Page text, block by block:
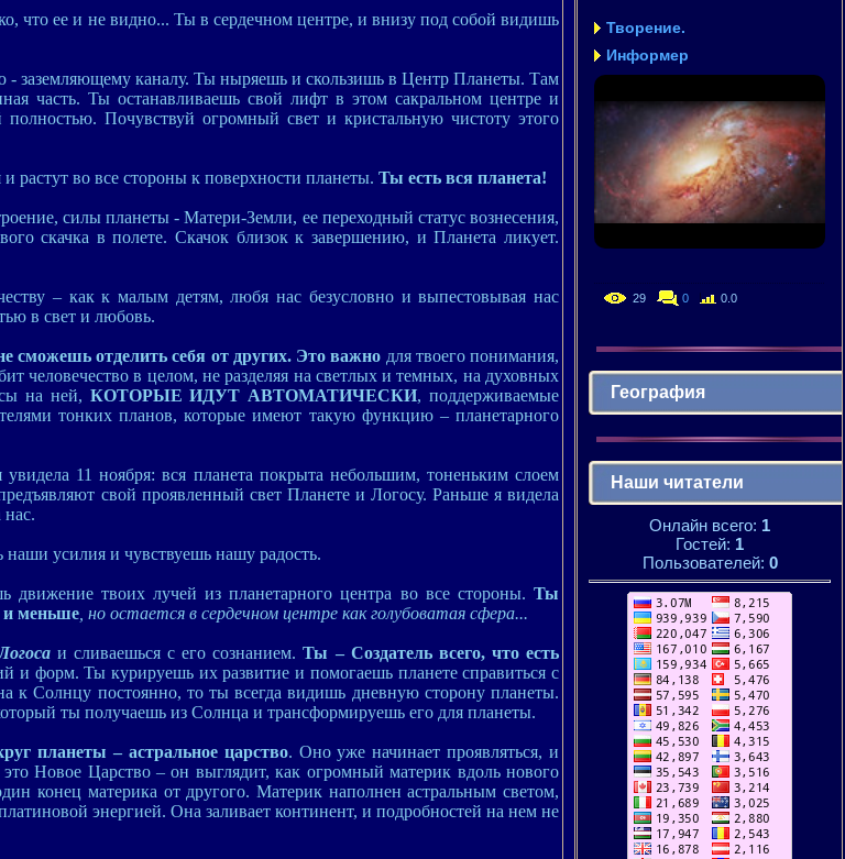
что ее и не видно... Ты в сердечном центре, и внизу под собой видишь
заземляющему каналу. Ты ныряешь и скользишь в Центр Планеты. Там
часть. Ты останавливаешь свой лифт в этом сакральном центре и
полностью. Почувствуй огромный свет и кристальную чистоту этого
растут во все стороны к поверхности планеты. Ты есть вся планета!
силы планеты - Матери-Земли, ее переходный статус вознесения,
скачка в полете. Скачок близок к завершению, и Планета ликует.
– как к малым детям, любя нас безусловно и выпестовывая нас
в свет и любовь.
сможешь отделить себя от других. Это важно для твоего понимания,
человечество в целом, не разделяя на светлых и темных, на духовных
на ней, КОТОРЫЕ ИДУТ АВТОМАТИЧЕСКИ, поддерживаемые
тонких планов, которые имеют такую функцию – планетарного
11 ноября: вся планета покрыта небольшим, тоненьким слоем
свой проявленный свет Планете и Логосу. Раньше я видела
нас.
усилия и чувствуешь нашу радость.
движение твоих лучей из планетарного центра во все стороны. Ты
и меньше , но остается в сердечном центре как голубоватая сфера...
и сливаешься с его сознанием.Ты – Создатель всего, что есть
и форм. Ты курируешь их развитие и помогаешь планете справиться с
к Солнцу постоянно, то ты всегда видишь дневную сторону планеты.
ты получаешь из Солнца и трансформируешь его для планеты.
планеты – астральное царство. Оно уже начинает проявляться, и
Новое Царство – он выглядит, как огромный материк вдоль нового
конец материка от другого. Материк наполнен астральным светом,
энергией. Она заливает континент, и подробностей на нем не
Творение.
Информер
29 0 0.0
География
Наши читатели
Онлайн всего: 1
Гостей: 1
Пользователей: 0